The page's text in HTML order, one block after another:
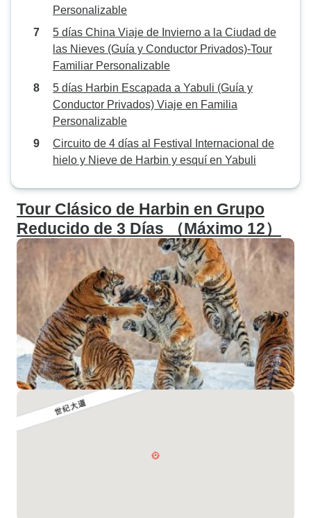
Personalizable
5 días China Viaje de Invierno a la Ciudad de
las Nieves (Guía y Conductor Privados)-Tour
Familiar Personalizable
5 días Harbin Escapada a Yabuli (Guía y
Conductor Privados) Viaje en Familia
Personalizable
Circuito de 4 días al Festival Internacional de
hielo y Nieve de Harbin y esquí en Yabuli
Tour Clásico de Harbin en Grupo
Reducido de 3 Días （Máximo 12）